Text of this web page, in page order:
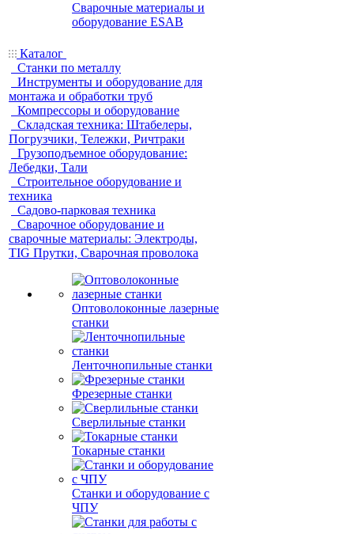
Сварочные материалы и
оборудование ESAB
Каталог
Станки по металлу
Инструменты и оборудование для
монтажа и обработки труб
Компрессоры и оборудование
Складская техника: Штабелеры,
Погрузчики, Тележки, Ричтраки
Грузоподъемное оборудование:
Лебедки, Тали
Строительное оборудование и
техника
Садово-парковая техника
Сварочное оборудование и
сварочные материалы: Электроды,
TIG Прутки, Сварочная проволока
Оптоволоконные лазерные
станки
Ленточнопильные станки
Фрезерные станки
Сверлильные станки
Токарные станки
Станки и оборудование с
ЧПУ